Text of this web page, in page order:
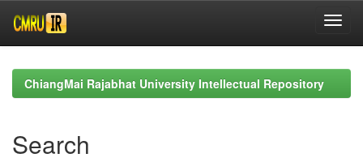
navigationChiangMai Rajabhat University Intellectual Repository
Search